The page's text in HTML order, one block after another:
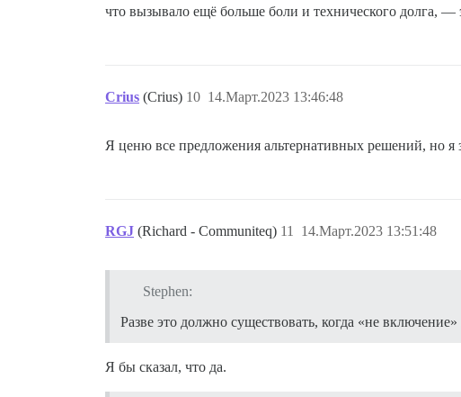
что вызывало ещё больше боли и технического долга, —
Crius (Crius) 14.Март.2023 13:46:48
10
Я ценю все предложения альтернативных решений, но
RGJ (Richard - Communiteq) 14.Март.2023 13:51:48
11
Stephen:
Разве это должно существовать, когда «не
Я бы сказал, что да.